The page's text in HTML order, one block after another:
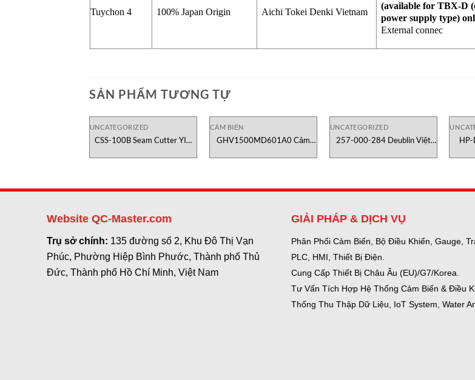
Tuychon 4 100% Japan Origin Aichi Tokei Denki Vietnam
(available for TBX-D
power supply type)
External connec
SẢN PHẨM TƯƠNG TỰ
UNCATEGORIZED
CSS-100B Seam Cutter YIC
CẢM BIẾN
GHV1500MD601A0 Cảm
UNCATEGORIZED
257-000-284 Deublin Việt
HP-
Website QC-Master.com
Trụ sở chính: 135 đường số 2, Khu Đô Thị Vạn
Phúc, Phường Hiệp Bình Phước, Thành phố Thủ
Đức, Thành phố Hồ Chí Minh, Việt Nam
GIẢI PHÁP & DỊCH VỤ
Phân Phối Cảm Biến, Bộ Điều Khiển, Gauge,
PLC, HMI, Thiết Bị Điện.
Cung Cấp Thiết Bị Châu Âu (EU)/G7/Korea.
Tư Vấn Tích Hợp Hệ Thống Cảm Biến & Điều
Thống Thu Thập Dữ Liệu, IoT System, Water